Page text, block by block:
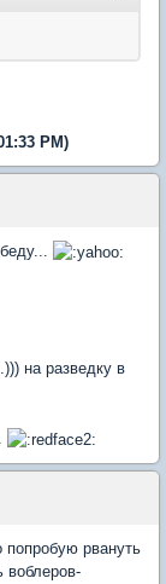
PM)
на разведку в
попробую рвануть
воблеров-